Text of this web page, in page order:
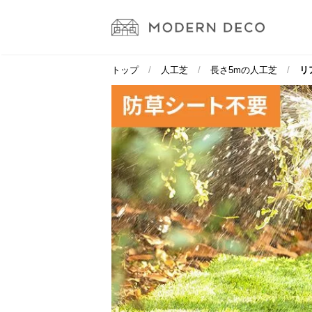
トップ 人工芝 長さ5mの人工芝